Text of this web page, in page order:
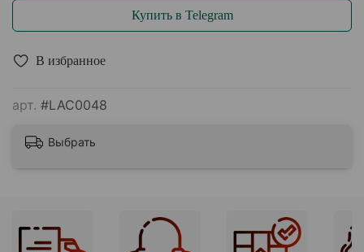
В избранное
арт. #LAC0048
Купить в Telegram
Выбрать